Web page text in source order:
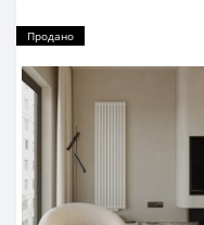
Продано